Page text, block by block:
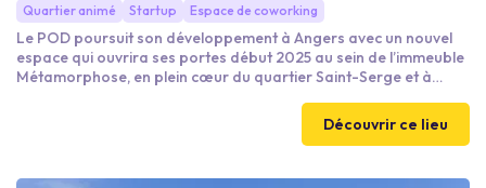
Quartier animé Startup Espace de coworking
Le POD poursuit son développement à Angers avec un nouvel
espace qui ouvrira ses portes début 2025 au sein de l’immeuble
Métamorphose, en plein cœur du quartier Saint-Serge et à
Découvrir ce lieu